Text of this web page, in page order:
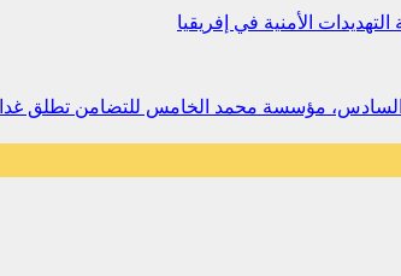
الأمنية في إفريقيا
مؤسسة محمد الخامس للتضامن تطلق غدا